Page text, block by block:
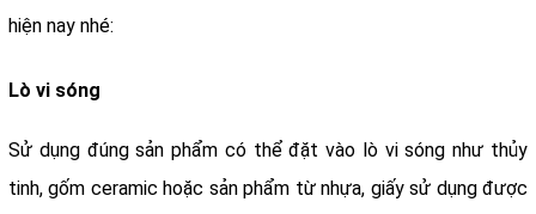
hiện nay nhé:
Lò vi sóng
Sử dụng đúng sản phẩm có thể đặt vào lò vi sóng như thủy
tinh, gốm ceramic hoặc sản phẩm từ nhựa, giấy sử dụng được